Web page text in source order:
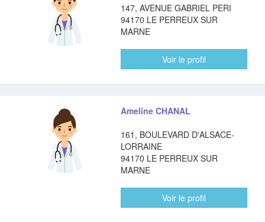
147, AVENUE GABRIEL PERI
94170 LE PERREUX SUR
MARNE
Voir le profil
Ameline CHANAL
161, BOULEVARD D'ALSACE-
LORRAINE
94170 LE PERREUX SUR
MARNE
Voir le profil